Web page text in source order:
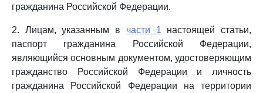
гражданина Российской Федерации.
2. Лицам, указанным в части 1 настоящей статьи,
паспорт гражданина Российской Федерации,
являющийся основным документом, удостоверяющим
гражданство Российской Федерации и личность
гражданина Российской Федерации на территории